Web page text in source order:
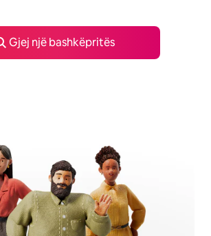
Gjej një bashkëpritës